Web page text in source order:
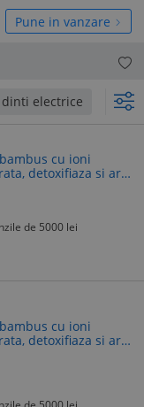
Pune in vanzare
electrice
cu ioni
detoxifiaza si are
de 5000 lei
cu ioni
detoxifiaza si are